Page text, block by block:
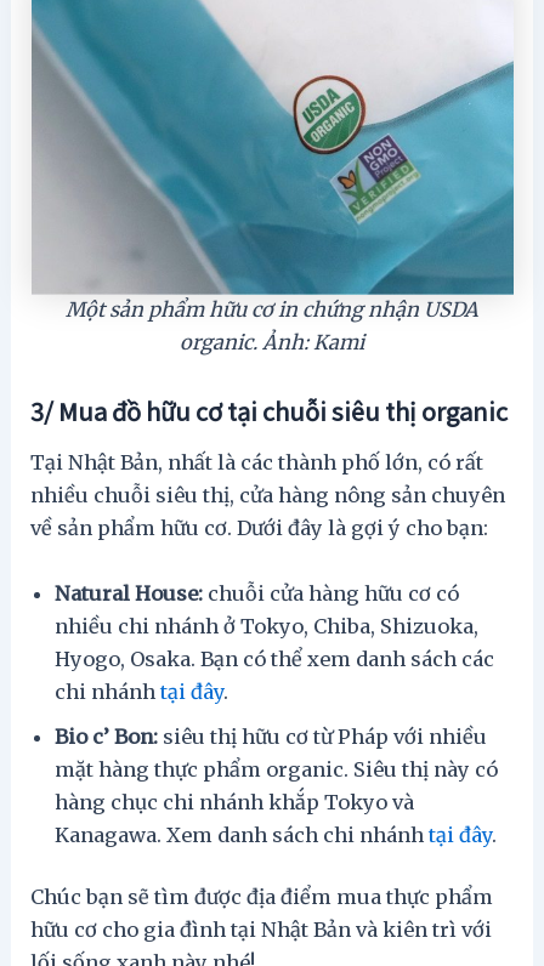
Một sản phẩm hữu cơ in chứng nhận USDA
organic. Ảnh: Kami
3/ Mua đồ hữu cơ tại chuỗi siêu thị organic
Tại Nhật Bản, nhất là các thành phố lớn, có rất
nhiều chuỗi siêu thị, cửa hàng nông sản chuyên
về sản phẩm hữu cơ. Dưới đây là gợi ý cho bạn:
Natural House: chuỗi cửa hàng hữu cơ có
nhiều chi nhánh ở Tokyo, Chiba, Shizuoka,
Hyogo, Osaka. Bạn có thể xem danh sách các
chi nhánhtại đây.
Bio c’ Bon: siêu thị hữu cơ từ Pháp với nhiều
mặt hàng thực phẩm organic. Siêu thị này có
hàng chục chi nhánh khắp Tokyo và
Kanagawa. Xem danh sách chi nhánhtại đây.
Chúc bạn sẽ tìm được địa điểm mua thực phẩm
hữu cơ cho gia đình tại Nhật Bản và kiên trì với